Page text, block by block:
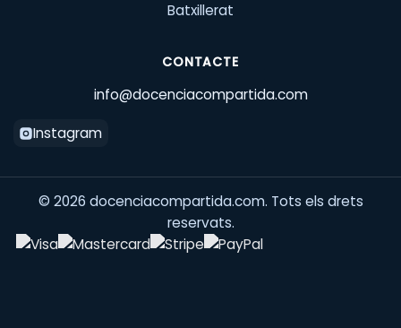
Batxillerat
CONTACTE
info@docenciacompartida.com
Instagram
© 2026 docenciacompartida.com. Tots els drets
reservats.